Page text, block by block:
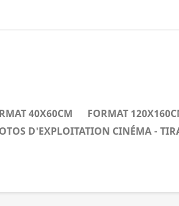
40X60CM FORMAT
D'EXPLOITATION CINÉMA -